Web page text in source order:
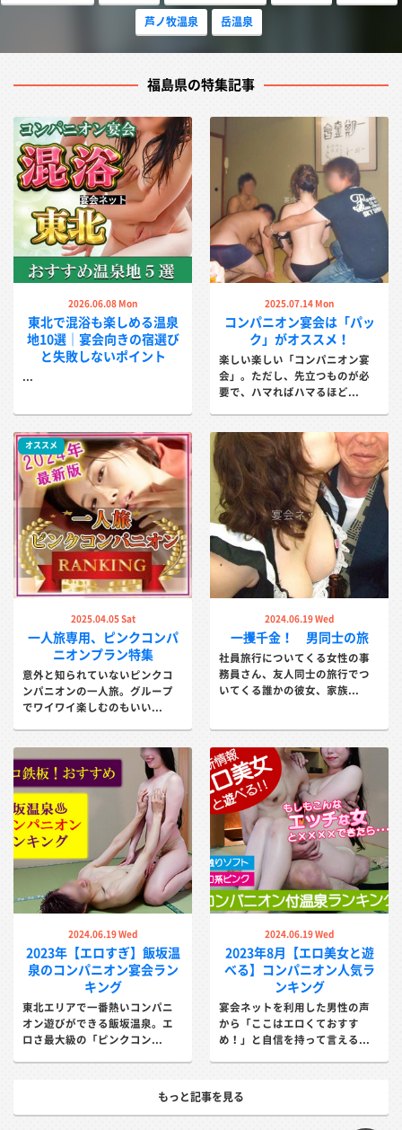
芦ノ牧温泉
岳温泉
福島県の特集記事
2026.06.08 Mon
東北で混浴も楽しめる温泉
地10選｜宴会向きの宿選び
と失敗しないポイント
...
2025.07.14 Mon
コンパニオン宴会は「パッ
ク」がオススメ！
楽しい楽しい「コンパニオン宴
会」。ただし、先立つものが必
要で、ハマればハマるほど...
オススメ
2025.04.05 Sat
一人旅専用、ピンクコンパ
ニオンプラン特集
意外と知られていないピンクコ
ンパニオンの一人旅。グループ
でワイワイ楽しむのもいい...
2024.06.19 Wed
一攫千金！ 男同士の旅
社員旅行についてくる女性の事
務員さん、友人同士の旅行でつ
いてくる誰かの彼女、家族...
2024.06.19 Wed
2023年【エロすぎ】飯坂温
泉のコンパニオン宴会ラン
キング
東北エリアで一番熱いコンパニ
オン遊びができる飯坂温泉。エ
ロさ最大級の「ピンクコン...
2024.06.19 Wed
2023年8月【エロ美女と遊
べる】コンパニオン人気ラ
ンキング
宴会ネットを利用した男性の声
から「ここはエロくておすす
め！」と自信を持って言える...
もっと記事を見る